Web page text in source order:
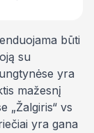
būti
su
yra
mažesnį
„Žalgiris“ vs
yra gana